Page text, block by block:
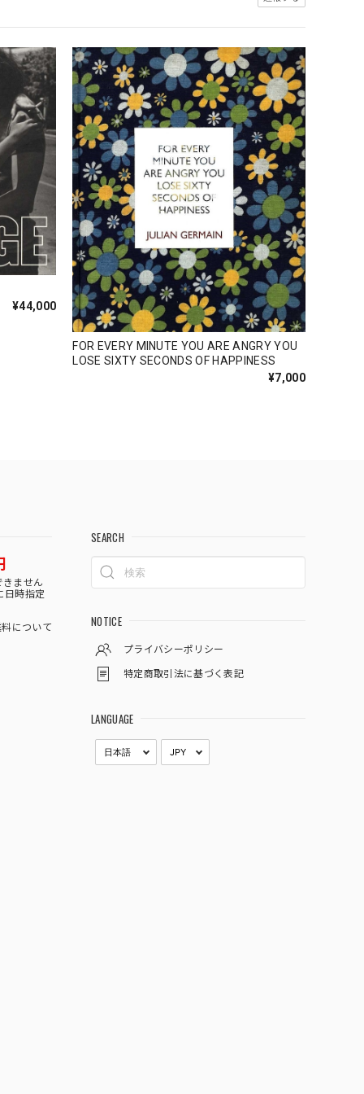
¥44,000
FOR EVERY MINUTE YOU ARE ANGRY YOU
LOSE SIXTY SECONDS OF HAPPINESS
¥7,000
きません
日時指定
について
SEARCH
NOTICE
プライバシーポリシー
特定商取引法に基づく表記
LANGUAGE